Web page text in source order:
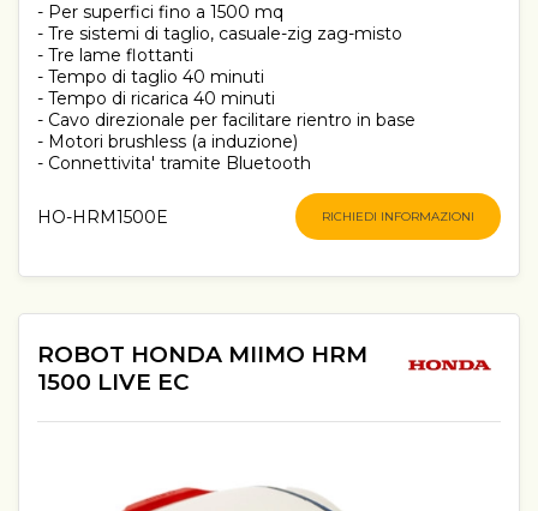
- Per superfici fino a 1500 mq
- Tre sistemi di taglio, casuale-zig zag-misto
- Tre lame flottanti
- Tempo di taglio 40 minuti
- Tempo di ricarica 40 minuti
- Cavo direzionale per facilitare rientro in base
- Motori brushless (a induzione)
- Connettivita' tramite Bluetooth
HO-HRM1500E RICHIEDI INFORMAZIONI
ROBOT HONDA MIIMO HRM
1500 LIVE EC